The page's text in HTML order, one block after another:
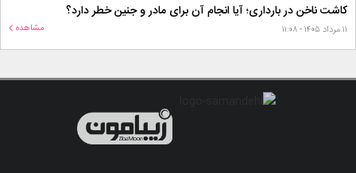
کاشت ناخن در بارداری؛ آیا انجام آن برای مادر و جنین خطر دارد؟
۱۱ مرداد ۱۴۰۵ - ۱۱:۰۸ مشاهده